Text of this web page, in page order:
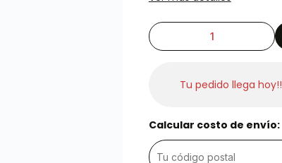
Tu pedido llega hoy!!
Calcular costo de envío: